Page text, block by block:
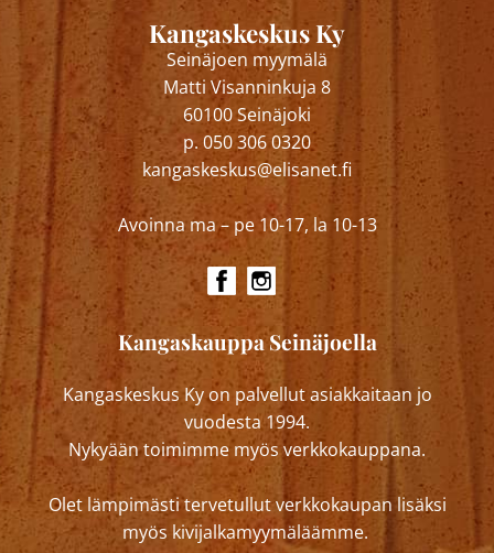
Kangaskeskus Ky
Seinäjoen myymälä
Matti Visanninkuja 8
60100 Seinäjoki
p. 050 306 0320
kangaskeskus@elisanet.fi
Avoinna ma – pe 10-17, la 10-13
Kangaskauppa Seinäjoella
Kangaskeskus Ky on palvellut asiakkaitaan jo
vuodesta 1994.
Nykyään toimimme myös verkkokauppana.
Olet lämpimästi tervetullut verkkokaupan lisäksi
myös kivijalkamyymäläämme.